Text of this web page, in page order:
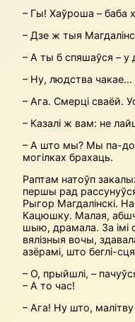
– Гы! Хаўроша – баба
– Дзе ж тыя
– А ты б спяшаўся – у
– Ну, людства чакае…
– Ага. Смерці сваёй.
– Казалі ж вам: не
– А што мы? Мы па-
могілках брахаць.
Раптам натоўп
першы рад
Рыгор Магдалінскі.
Кацюшку. Малая,
шыю, драмала. За імі
вялізныя вочы,
азёрамі, што беглі-
– О, прыйшлі, –
– А то час!
– Ага! Ну што,